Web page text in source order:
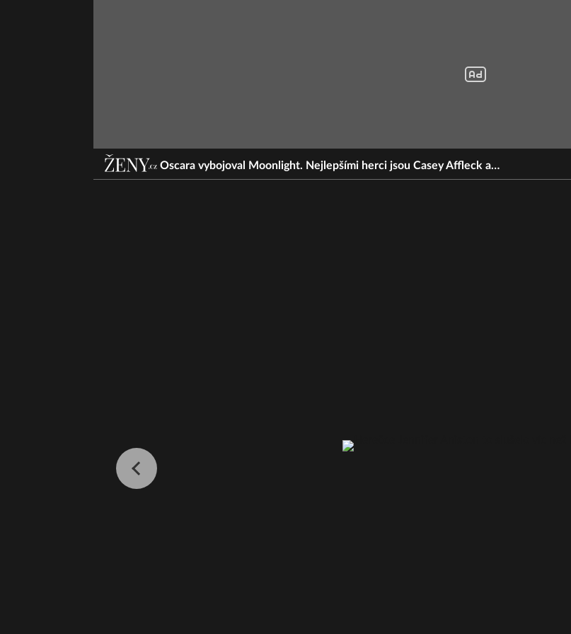
Oscara vybojoval Moonlight. Nejlepšími herci jsou Casey Affleck a…